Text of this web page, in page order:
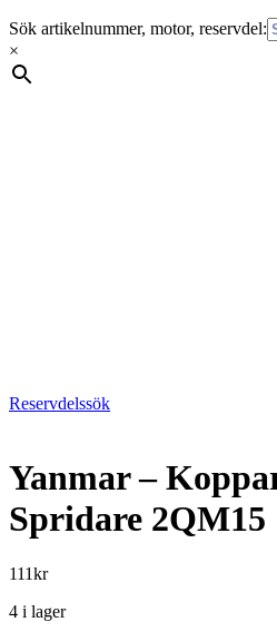
Sök artikelnummer, motor, reservdel:
×
Reservdelssök
Yanmar –
Spridare 2QM15
111kr
4 i lager